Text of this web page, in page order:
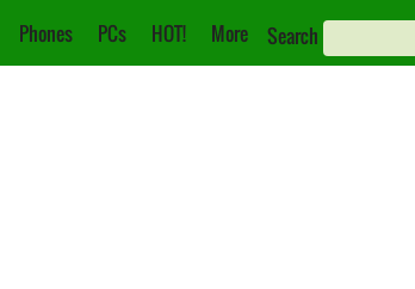
Phones PCs HOT! More Search